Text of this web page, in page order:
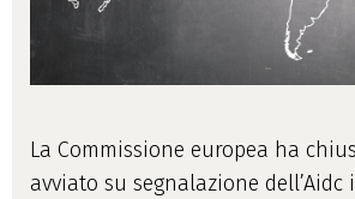
La Commissione europea ha
avviato su segnalazione